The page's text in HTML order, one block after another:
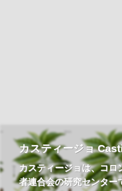
カスティージョ
カスティージョは、コロ
者連合会の研究センター